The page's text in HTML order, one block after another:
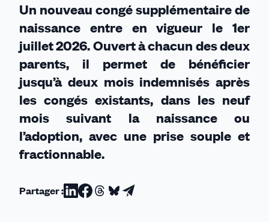
Un nouveau congé supplémentaire de
naissance entre en vigueur le 1er
juillet 2026. Ouvert à chacun des deux
parents, il permet de bénéficier
jusqu’à deux mois indemnisés après
les congés existants, dans les neuf
mois suivant la naissance ou
l’adoption, avec une prise souple et
fractionnable.
Partager :Partager
Partager
Partager
Partager
Partager